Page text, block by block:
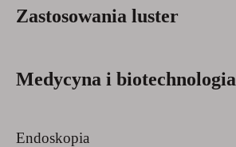
Zastosowania luster
Medycyna i biotechnologia
Endoskopia